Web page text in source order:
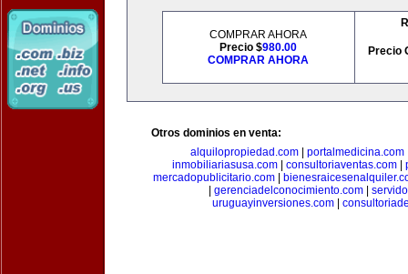
COMPRAR AHORA
Precio $980.00
COMPRAR AHORA
Precio
Otros dominios en venta:
alquilopropiedad.com| portalmedicina.com
inmobiliariasusa.com| consultoriaventas.com|
mercadopublicitario.com
gerenciadelconocimiento.com
uruguayinversiones.com